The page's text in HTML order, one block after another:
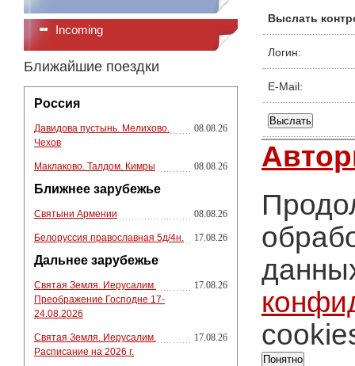
Incoming
Ближайшие поездки
Россия
Давидова пустынь. Мелихово.
Чехов
08.08.26
Маклаково. Талдом. Кимры 08.08.26
Ближнее зарубежье
Святыни Армении 08.08.26
Белоруссия православная 5д/4н. 17.08.26
Дальнее зарубежье
Святая Земля. Иерусалим.
Преображение Господне 17-
24.08.2026
17.08.26
Святая Земля. Иерусалим.
Расписание на 2026 г.
17.08.26
Выслать
Логин:
E-Mail:
Понятно